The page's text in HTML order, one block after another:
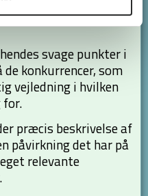
har brug for
svage punkter i
konkurrencer, som
vejledning i hvilken
præcis beskrivelse af
påvirkning det har på
relevante